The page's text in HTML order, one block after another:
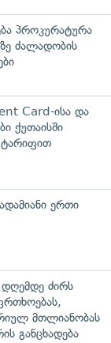
პროკურატურა
ძალადობის
Card-ისა და
ქუთაისში
ტარიფით
ერთი
ძირს
მთლიანობას
განცხადება